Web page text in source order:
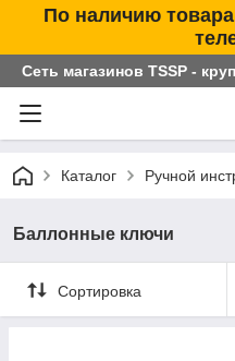
По наличию
Сеть магазинов TSSP -
Каталог Ручной
Баллонные ключи
Сортировка